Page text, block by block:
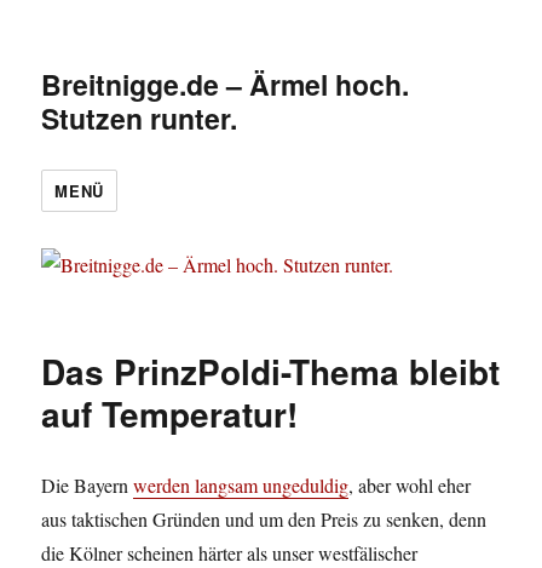
Breitnigge.de – Ärmel hoch.
Stutzen runter.
MENÜ
Das PrinzPoldi-Thema bleibt
auf Temperatur!
Die Bayernwerden langsam ungeduldig, aber wohl eher
aus taktischen Gründen und um den Preis zu senken, denn
die Kölner scheinen härter als unser westfälischer